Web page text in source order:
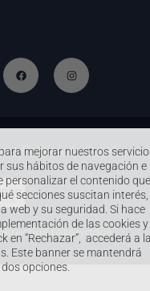
| Política de Cookies
reservados.
mejorar nuestros
hábitos de navegación e
personalizar el contenido que
secciones suscitan interés,
web y su seguridad. Si hace
de las cookies y
en “Rechazar”, accederá a
Este banner se mantendrá
opciones.